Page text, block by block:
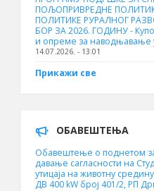
ПОЉОПРИВРЕДНЕ
ПОЛИТИКЕ РУРАЛНОГ
БОР ЗА 2026. ГОДИНУ -
и опреме за наводњавање
14.07.2026. - 13:01
Прикажи све
ОБАВЕШТЕЊА
Обавештење о поднетом
давање сагласности на
утицаја на животну
ДВ 400 kW број 401/2, РП